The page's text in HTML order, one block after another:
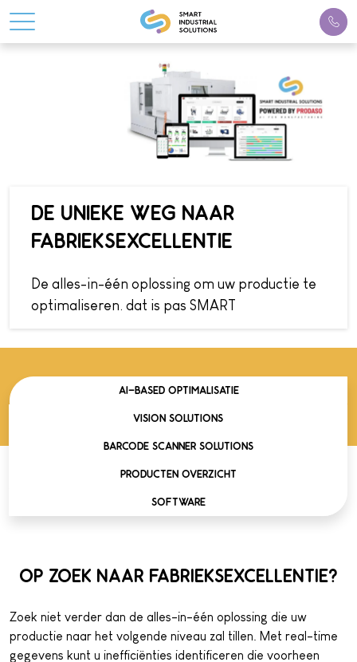
DE UNIEKE WEG NAAR
FABRIEKSEXCELLENTIE
De alles-in-één oplossing om uw productie te
optimaliseren. dat is pas SMART
AI-BASED OPTIMALISATIE
VISION SOLUTIONS
BARCODE SCANNER SOLUTIONS
PRODUCTEN OVERZICHT
SOFTWARE
OP ZOEK NAAR FABRIEKSEXCELLENTIE?
Zoek niet verder dan de alles-in-één oplossing die uw
productie naar het volgende niveau zal tillen. Met real-time
gegevens kunt u inefficiënties identificeren die voorheen